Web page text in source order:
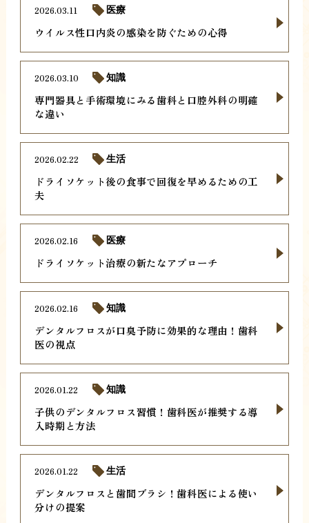
ウイルス性口内炎の感染を防ぐための心得
2026.03.11 医療
専門器具と手術環境にみる歯科と口腔外科の明確
な違い
2026.03.10 知識
ドライソケット後の食事で回復を早めるための工
夫
2026.02.22 生活
ドライソケット治療の新たなアプローチ
2026.02.16 医療
デンタルフロスが口臭予防に効果的な理由！歯科
医の視点
2026.02.16 知識
子供のデンタルフロス習慣！歯科医が推奨する導
入時期と方法
2026.01.22 知識
デンタルフロスと歯間ブラシ！歯科医による使い
分けの提案
2026.01.22 生活